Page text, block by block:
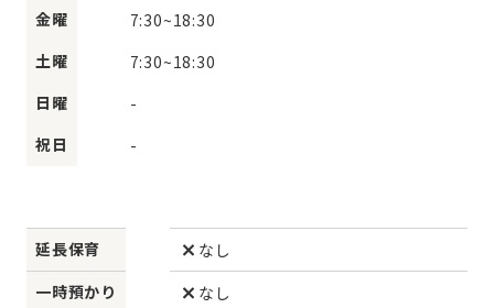
金曜
7:30~18:30
土曜
7:30~18:30
日曜
-
祝日
-
延長保育
なし
一時預かり
なし